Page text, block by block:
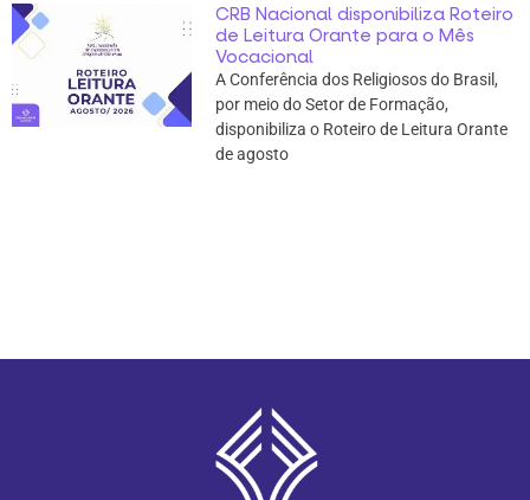
CRB Nacional disponibiliza Roteiro
de Leitura Orante para o Mês
Vocacional
A Conferência dos Religiosos do Brasil,
por meio do Setor de Formação,
disponibiliza o Roteiro de Leitura Orante
de agosto